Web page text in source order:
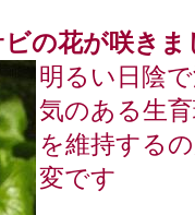
ビの花が咲きま
明るい日陰
気のある生
を維持する
変です